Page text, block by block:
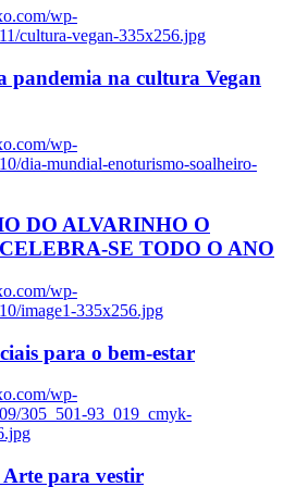
wp-
cultura-vegan-335x256.jpg
pandemia na cultura Vegan
wp-
dia-mundial-enoturismo-soalheiro-
DO ALVARINHO O
SE TODO O ANO
wp-
image1-335x256.jpg
para o bem-estar
wp-
305_501-93_019_cmyk-
para vestir